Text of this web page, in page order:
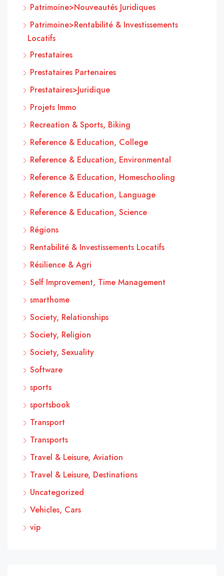
Patrimoine>Nouveautés Juridiques
Patrimoine>Rentabilité & Investissements
Locatifs
Prestataires
Prestataires Partenaires
Prestataires>Juridique
Projets Immo
Recreation & Sports, Biking
Reference & Education, College
Reference & Education, Environmental
Reference & Education, Homeschooling
Reference & Education, Language
Reference & Education, Science
Régions
Rentabilité & Investissements Locatifs
Résilience & Agri
Self Improvement, Time Management
smarthome
Society, Relationships
Society, Religion
Society, Sexuality
Software
sports
sportsbook
Transport
Transports
Travel & Leisure, Aviation
Travel & Leisure, Destinations
Uncategorized
Vehicles, Cars
vip